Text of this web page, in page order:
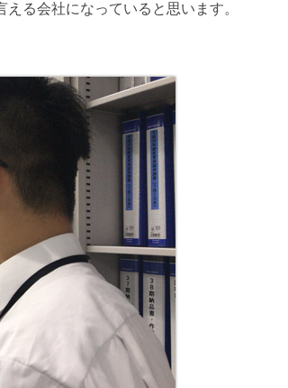
る会社になっていると思います。